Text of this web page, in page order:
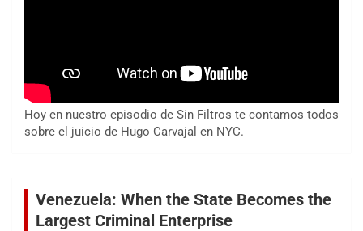
Hoy en nuestro episodio de Sin Filtros te contamos todos
sobre el juicio de Hugo Carvajal en NYC.
Venezuela: When the State Becomes the
Largest Criminal Enterprise